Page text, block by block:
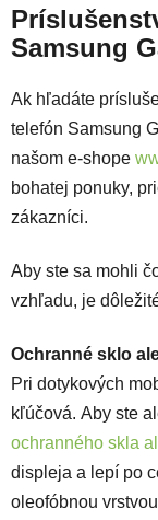
Samsung
Ak hľadáte
telefón Samsung
našom e-shope
bohatej ponuky,
zákazníci.
Aby ste sa mohli
vzhľadu, je
Ochranné sklo
Pri dotykových
kľúčová. Aby ste
ochranného skla
displeja a lepí po
oleofóbnou